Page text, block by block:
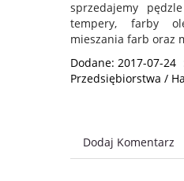
sprzedajemy
tempery, farby
mieszania farb oraz
Dodane: 2017-07-24
Przedsiębiorstwa /
Dodaj Komentarz